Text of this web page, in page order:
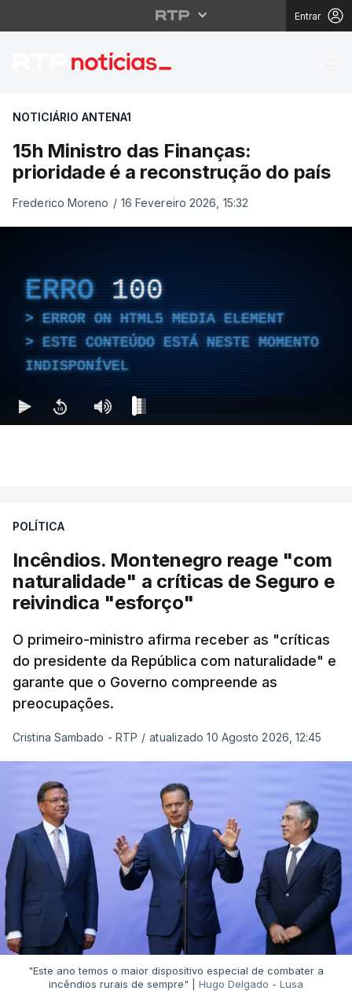
Entrar
15h Ministro das
NOTICIÁRIO ANTENA1
15h Ministro das Finanças:
prioridade é a reconstrução do país
Frederico Moreno / 16 Fevereiro 2026, 15:32
ERRO 100
ERROR ON HTML5 MEDIA ELEMENT
ESTE CONTEÚDO ESTÁ NESTE MOMENTO
INDISPONÍVEL
POLÍTICA
Incêndios. Montenegro reage "com
naturalidade" a críticas de Seguro e
reivindica "esforço"
O primeiro-ministro afirma receber as "críticas
do presidente da República com naturalidade" e
garante que o Governo compreende as
preocupações.
Cristina Sambado - RTP / atualizado 10 Agosto 2026, 12:45
"Este ano temos o maior dispositivo especial de combater a
incêndios rurais de sempre" | Hugo Delgado - Lusa